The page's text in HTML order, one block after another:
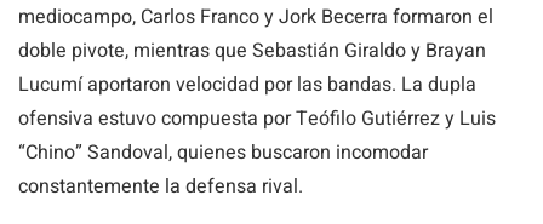
mediocampo, Carlos Franco y Jork Becerra formaron el
doble pivote, mientras que Sebastián Giraldo y Brayan
Lucumí aportaron velocidad por las bandas. La dupla
ofensiva estuvo compuesta por Teófilo Gutiérrez y Luis
“Chino” Sandoval, quienes buscaron incomodar
constantemente la defensa rival.